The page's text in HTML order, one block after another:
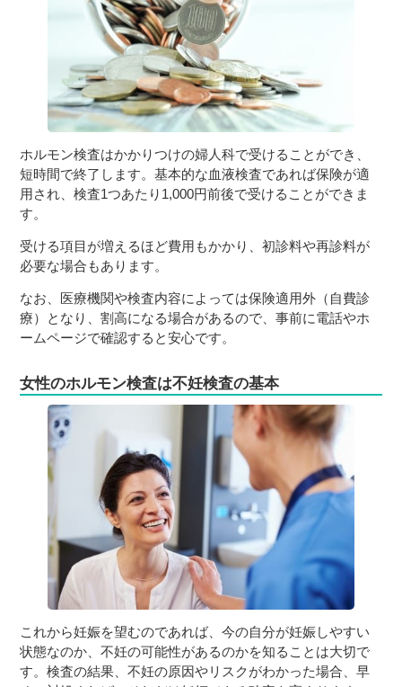
ホルモン検査はかかりつけの婦人科で受けることができ、
短時間で終了します。基本的な血液検査であれば保険が適
用され、検査1つあたり1,000円前後で受けることができま
す。
受ける項目が増えるほど費用もかかり、初診料や再診料が
必要な場合もあります。
なお、医療機関や検査内容によっては保険適用外（自費診
療）となり、割高になる場合があるので、事前に電話やホ
ームページで確認すると安心です。
女性のホルモン検査は不妊検査の基本
これから妊娠を望むのであれば、今の自分が妊娠しやすい
状態なのか、不妊の可能性があるのかを知ることは大切で
す。検査の結果、不妊の原因やリスクがわかった場合、早